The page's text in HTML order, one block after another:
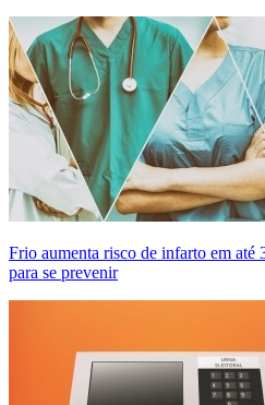
Frio aumenta risco de infarto em até
para se prevenir